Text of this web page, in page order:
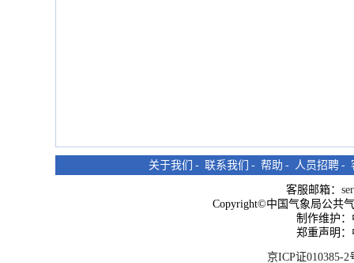
关于我们 - 联系我们 - 帮助 - 人员招聘 -
客服邮箱：
Copyright©中国气象局公共
制作维护
郑重声明
京ICP证010385-2